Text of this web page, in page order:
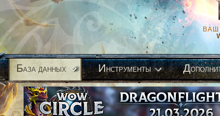
ВАШ
База данных Инструменты Д